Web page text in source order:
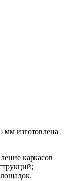
мм изготовлена
каркасов